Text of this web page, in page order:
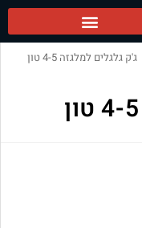
ג'ק גלגלים למלגזה 4-5 טון